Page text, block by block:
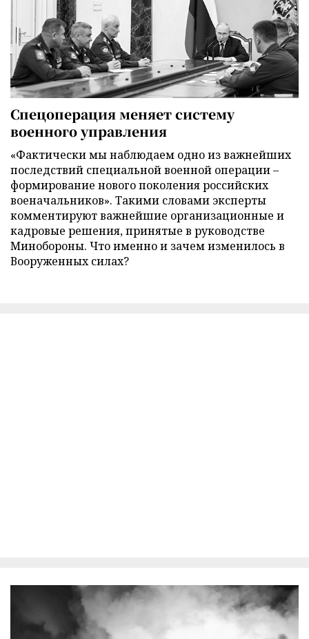
Спецоперация меняет систему
военного управления
«Фактически мы наблюдаем одно из важнейших
последствий специальной военной операции –
формирование нового поколения российских
военачальников». Такими словами эксперты
комментируют важнейшие организационные и
кадровые решения, принятые в руководстве
Минобороны. Что именно и зачем изменилось в
Вооруженных силах?